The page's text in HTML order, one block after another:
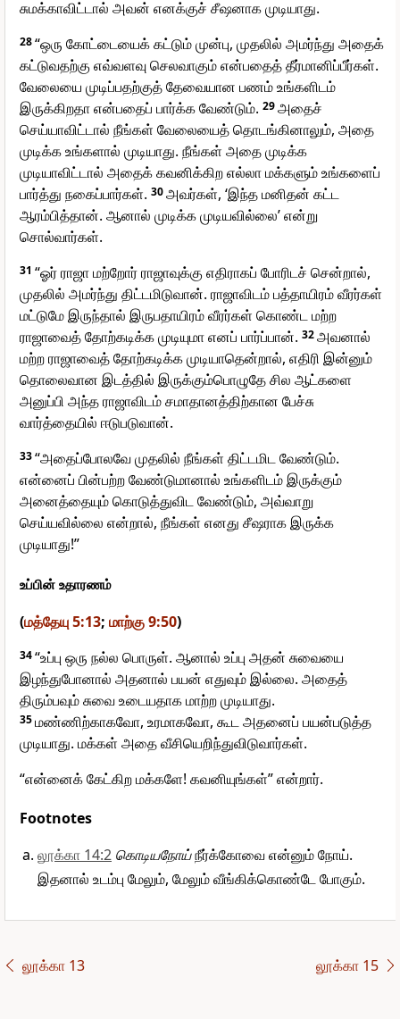
சுமக்காவிட்டால் அவன் எனக்குச் சீஷனாக முடியாது.
28“ஒரு கோட்டையைக் கட்டும் முன்பு, முதலில் அமர்ந்து அதைக்
கட்டுவதற்கு எவ்வளவு செலவாகும் என்பதைத் தீர்மானிப்பீர்கள்.
வேலையை முடிப்பதற்குத் தேவையான பணம் உங்களிடம்
இருக்கிறதா என்பதைப் பார்க்க வேண்டும். 29அதைச்
செய்யாவிட்டால் நீங்கள் வேலையைத் தொடங்கினாலும், அதை
முடிக்க உங்களால் முடியாது. நீங்கள் அதை முடிக்க
முடியாவிட்டால் அதைக் கவனிக்கிற எல்லா மக்களும் உங்களைப்
பார்த்து நகைப்பார்கள். 30அவர்கள், ‘இந்த மனிதன் கட்ட
ஆரம்பித்தான். ஆனால் முடிக்க முடியவில்லை’ என்று
சொல்வார்கள்.
31 “ஓர் ராஜா மற்றோர் ராஜாவுக்கு எதிராகப் போரிடச் சென்றால்,
முதலில் அமர்ந்து திட்டமிடுவான். ராஜாவிடம் பத்தாயிரம் வீரர்கள்
மட்டுமே இருந்தால் இருபதாயிரம் வீரர்கள் கொண்ட மற்ற
ராஜாவைத் தோற்கடிக்க முடியுமா எனப் பார்ப்பான். 32அவனால்
மற்ற ராஜாவைத் தோற்கடிக்க முடியாதென்றால், எதிரி இன்னும்
தொலைவான இடத்தில் இருக்கும்பொழுதே சில ஆட்களை
அனுப்பி அந்த ராஜாவிடம் சமாதானத்திற்கான பேச்சு
வார்த்தையில் ஈடுபடுவான்.
33“அதைப்போலவே முதலில் நீங்கள் திட்டமிட வேண்டும்.
என்னைப் பின்பற்ற வேண்டுமானால் உங்களிடம் இருக்கும்
அனைத்தையும் கொடுத்துவிட வேண்டும், அவ்வாறு
செய்யவில்லை என்றால், நீங்கள் எனது சீஷராக இருக்க
முடியாது!”
உப்பின் உதாரணம்
(மத்தேயு 5:13; மாற்கு 9:50)
34“உப்பு ஒரு நல்ல பொருள். ஆனால் உப்பு அதன் சுவையை
இழந்துபோனால் அதனால் பயன் எதுவும் இல்லை. அதைத்
திரும்பவும் சுவை உடையதாக மாற்ற முடியாது.
35மண்ணிற்காகவோ, உரமாகவோ, கூட அதனைப் பயன்படுத்த
முடியாது. மக்கள் அதை வீசியெறிந்துவிடுவார்கள்.
“என்னைக் கேட்கிற மக்களே! கவனியுங்கள்” என்றார்.
Footnotes
லூக்கா 14:2 கொடியநோய்நீர்க்கோவை என்னும் நோய்.
இதனால் உடம்பு மேலும், மேலும் வீங்கிக்கொண்டே போகும்.
லூக்கா 13 லூக்கா 15